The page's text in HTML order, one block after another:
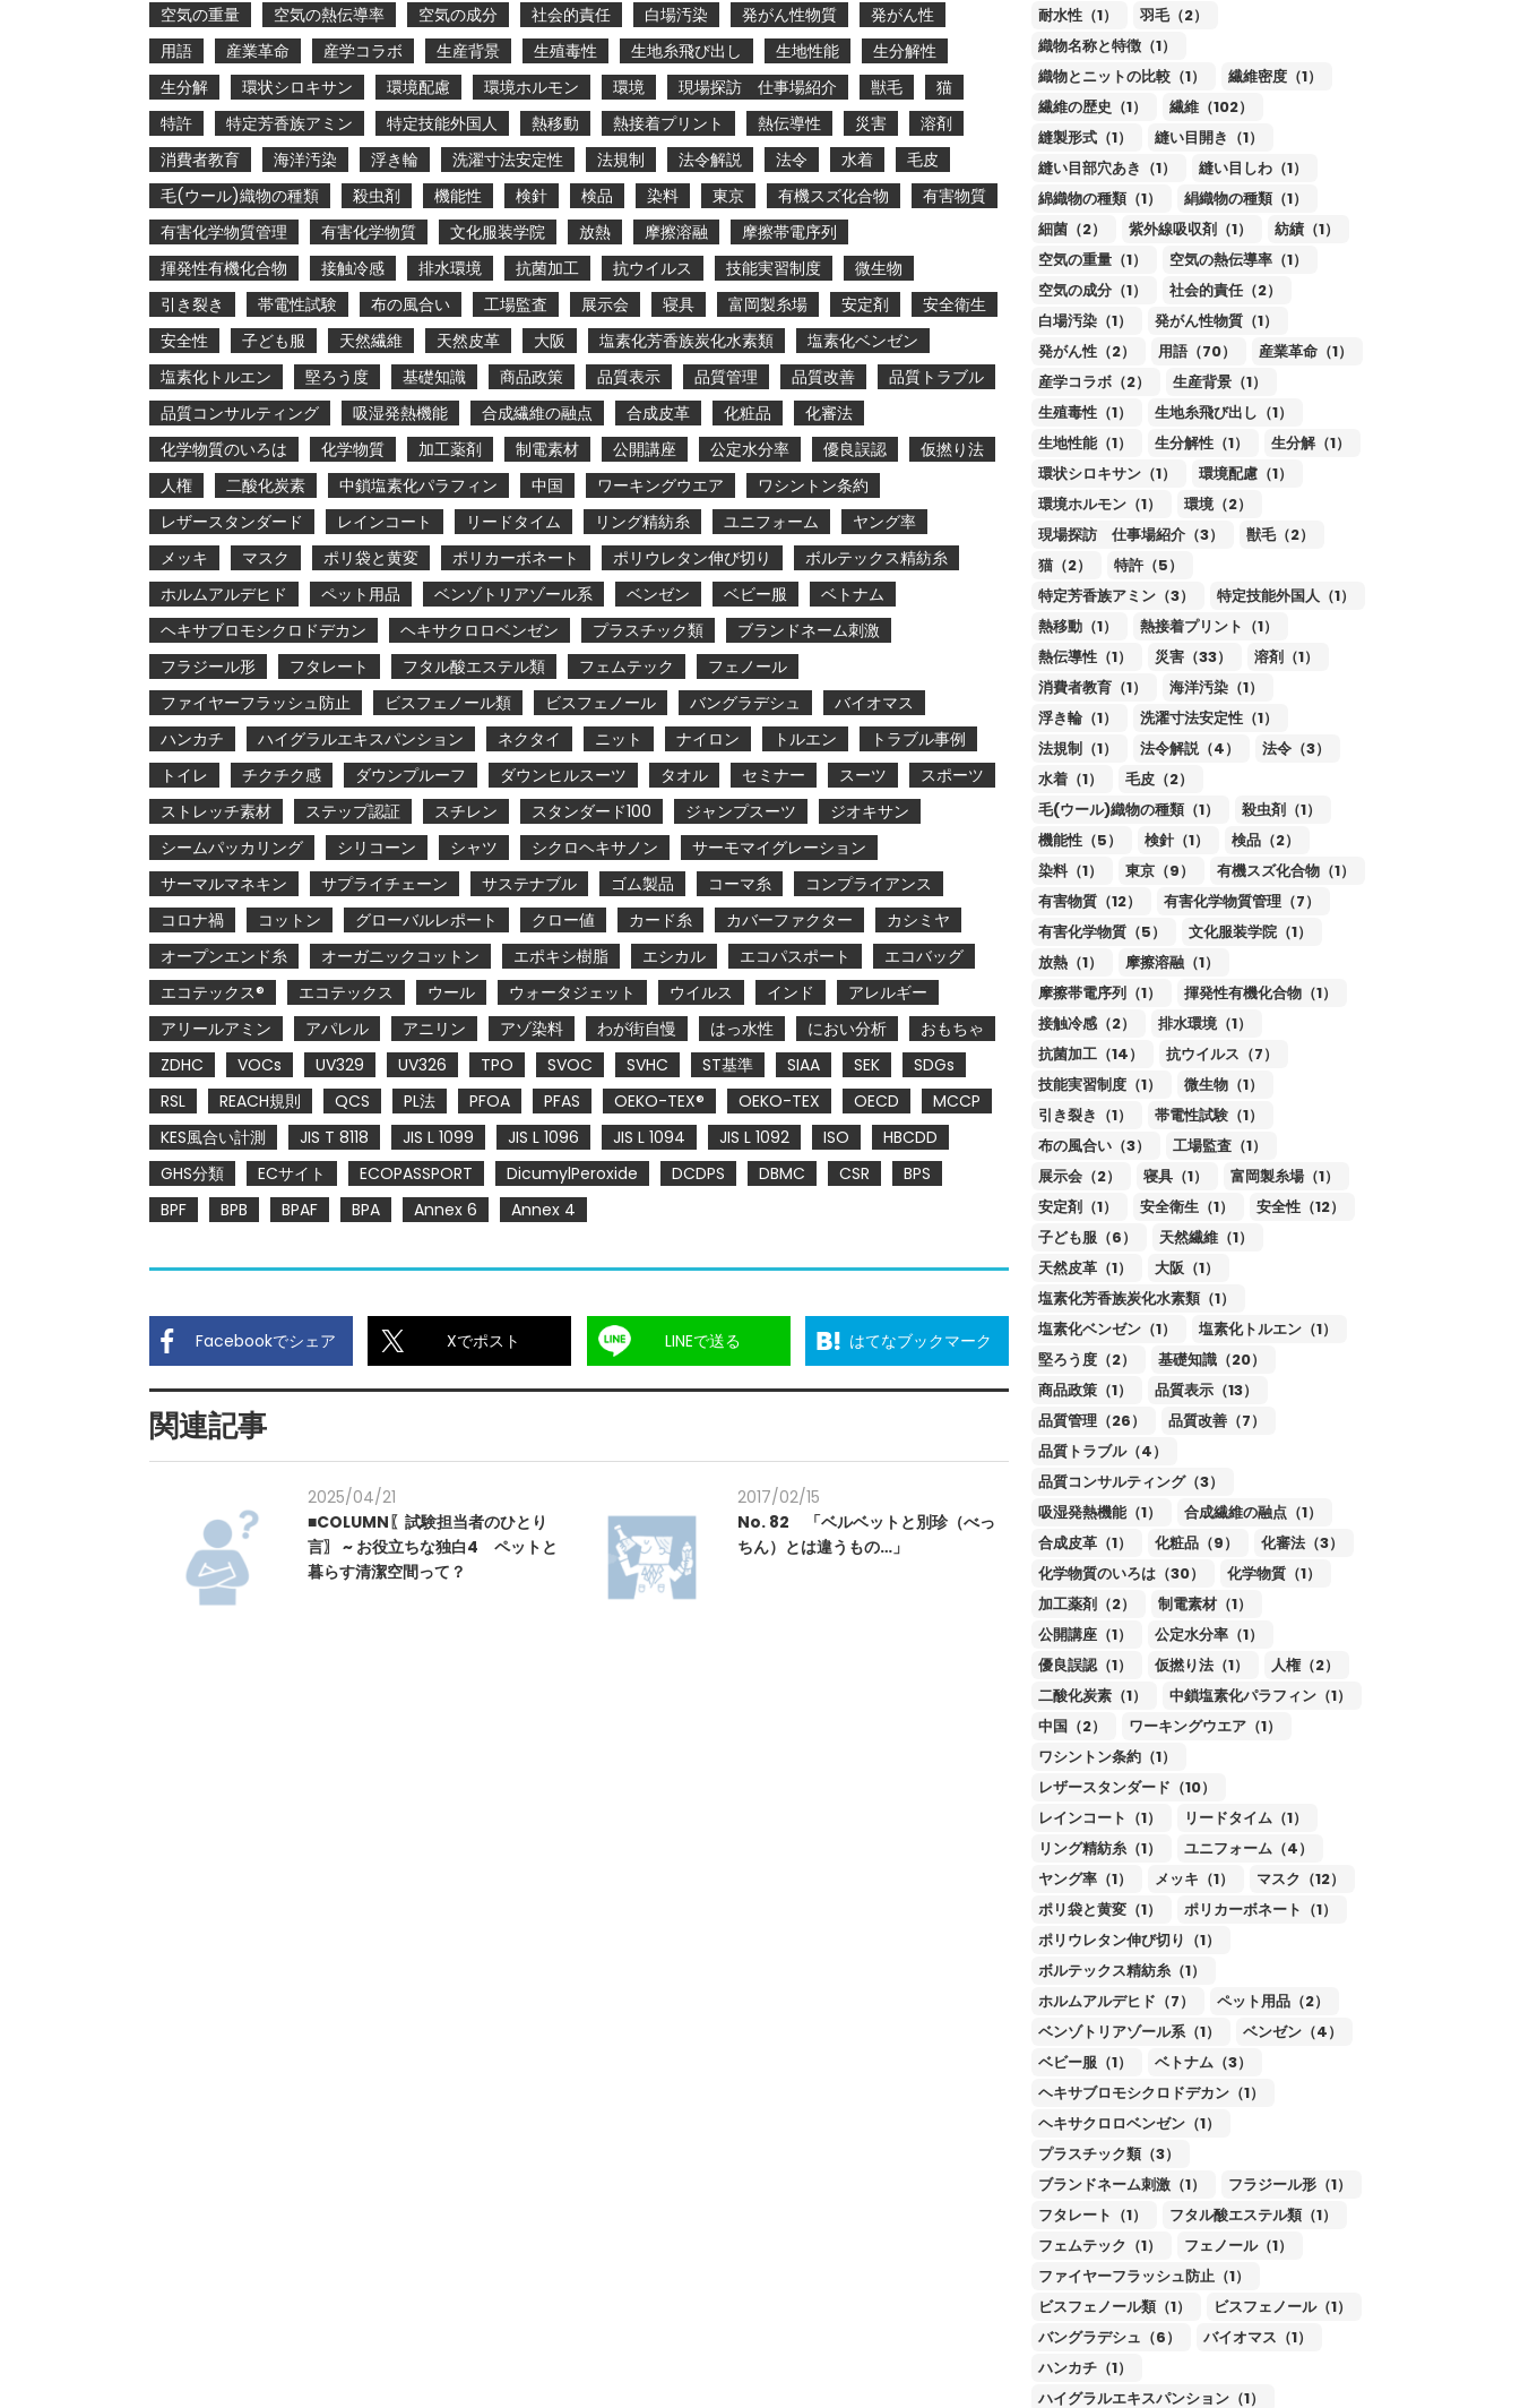
空気の重量
空気の熱伝導率 空気の成分 社会的責任 白場汚染 発がん性物質
発がん性
用語
産業革命 産学コラボ 生産背景 生殖毒性 生地糸飛び出し 生地性能
生分解性
生分解
環状シロキサン 環境配慮 環境ホルモン 環境 現場探訪 仕事場紹介 獣毛
猫
特許
特定芳香族アミン 特定技能外国人 熱移動 熱接着プリント 熱伝導性 災害
溶剤
消費者教育
海洋汚染 浮き輪 洗濯寸法安定性 法規制 法令解説 法令 水着
毛皮
毛(ウール)織物の種類
殺虫剤 機能性 検針 検品 染料 東京 有機スズ化合物
有害物質
有害化学物質管理
有害化学物質 文化服装学院 放熱 摩擦溶融
摩擦帯電序列
揮発性有機化合物
接触冷感 排水環境 抗菌加工 抗ウイルス 技能実習制度
微生物
引き裂き
帯電性試験 布の風合い 工場監査 展示会 寝具 富岡製糸場 安定剤
安全衛生
安全性
子ども服 天然繊維 天然皮革 大阪 塩素化芳香族炭化水素類
塩素化ベンゼン
塩素化トルエン
堅ろう度 基礎知識 商品政策 品質表示 品質管理 品質改善
品質トラブル
品質コンサルティング
吸湿発熱機能 合成繊維の融点 合成皮革 化粧品
化審法
化学物質のいろは
化学物質 加工薬剤 制電素材 公開講座 公定水分率 優良誤認
仮撚り法
人権
二酸化炭素 中鎖塩素化パラフィン 中国 ワーキングウエア
ワシントン条約
レザースタンダード
レインコート リードタイム リング精紡糸 ユニフォーム
ヤング率
メッキ
マスク ポリ袋と黄変 ポリカーボネート ポリウレタン伸び切り
ボルテックス精紡糸
ホルムアルデヒド
ペット用品 ベンゾトリアゾール系 ベンゼン ベビー服
ベトナム
ヘキサブロモシクロドデカン
ヘキサクロロベンゼン プラスチック類
ブランドネーム刺激
フラジール形
フタレート フタル酸エステル類 フェムテック
フェノール
ファイヤーフラッシュ防止
ビスフェノール類 ビスフェノール バングラデシュ
バイオマス
ハンカチ
ハイグラルエキスパンション ネクタイ ニット ナイロン トルエン
トラブル事例
トイレ
チクチク感 ダウンプルーフ ダウンヒルスーツ タオル セミナー スーツ
スポーツ
ストレッチ素材
ステップ認証 スチレン スタンダード100 ジャンプスーツ
ジオキサン
シームパッカリング
シリコーン シャツ シクロヘキサノン
サーモマイグレーション
サーマルマネキン
サプライチェーン サステナブル ゴム製品 コーマ糸
コンプライアンス
コロナ禍
コットン グローバルレポート クロー値 カード糸 カバーファクター
カシミヤ
オープンエンド糸
オーガニックコットン エポキシ樹脂 エシカル エコパスポート
エコバッグ
エコテックス®
エコテックス ウール ウォータジェット ウイルス インド
アレルギー
アリールアミン
アパレル アニリン アゾ染料 わが街自慢 はっ水性 におい分析
おもちゃ
ZDHC
VOCs UV329 UV326 TPO SVOC SVHC ST基準 SIAA SEK
SDGs
RSL
REACH規則 QCS PL法 PFOA PFAS OEKO-TEX® OEKO-TEX OECD
MCCP
KES風合い計測
JIS T 8118 JIS L 1099 JIS L 1096 JIS L 1094 JIS L 1092 ISO
HBCDD
GHS分類
ECサイト ECOPASSPORT DicumylPeroxide DCDPS DBMC CSR
BPS
BPF
BPB BPAF BPA Annex 6 Annex 4
Facebookでシェア Xでポスト LINEで送る はてなブックマーク
関連記事
2025/04/21
■COLUMN〖試験担当者のひとり
言〗 ~ お役立ちな独白4 ペットと
暮らす清潔空間って？
2017/02/15
No. 82 「ベルベットと別珍（べっ
ちん）とは違うもの…」
耐水性（1）
羽毛（2）
織物名称と特徴（1）
織物とニットの比較（1）
繊維密度（1）
繊維の歴史（1）
繊維（102）
縫製形式（1）
縫い目開き（1）
縫い目部穴あき（1）
縫い目しわ（1）
綿織物の種類（1）
絹織物の種類（1）
細菌（2）
紫外線吸収剤（1）
紡績（1）
空気の重量（1）
空気の熱伝導率（1）
空気の成分（1）
社会的責任（2）
白場汚染（1）
発がん性物質（1）
発がん性（2）
用語（70）
産業革命（1）
産学コラボ（2）
生産背景（1）
生殖毒性（1）
生地糸飛び出し（1）
生地性能（1）
生分解性（1）
生分解（1）
環状シロキサン（1）
環境配慮（1）
環境ホルモン（1）
環境（2）
現場探訪 仕事場紹介（3）
獣毛（2）
猫（2）
特許（5）
特定芳香族アミン（3）
特定技能外国人（1）
熱移動（1）
熱接着プリント（1）
熱伝導性（1）
災害（33）
溶剤（1）
消費者教育（1）
海洋汚染（1）
浮き輪（1）
洗濯寸法安定性（1）
法規制（1）
法令解説（4）
法令（3）
水着（1）
毛皮（2）
毛(ウール)織物の種類（1）
殺虫剤（1）
機能性（5）
検針（1）
検品（2）
染料（1）
東京（9）
有機スズ化合物（1）
有害物質（12）
有害化学物質管理（7）
有害化学物質（5）
文化服装学院（1）
放熱（1）
摩擦溶融（1）
摩擦帯電序列（1）
揮発性有機化合物（1）
接触冷感（2）
排水環境（1）
抗菌加工（14）
抗ウイルス（7）
技能実習制度（1）
微生物（1）
引き裂き（1）
帯電性試験（1）
布の風合い（3）
工場監査（1）
展示会（2）
寝具（1）
富岡製糸場（1）
安定剤（1）
安全衛生（1）
安全性（12）
子ども服（6）
天然繊維（1）
天然皮革（1）
大阪（1）
塩素化芳香族炭化水素類（1）
塩素化ベンゼン（1）
塩素化トルエン（1）
堅ろう度（2）
基礎知識（20）
商品政策（1）
品質表示（13）
品質管理（26）
品質改善（7）
品質トラブル（4）
品質コンサルティング（3）
吸湿発熱機能（1）
合成繊維の融点（1）
合成皮革（1）
化粧品（9）
化審法（3）
化学物質のいろは（30）
化学物質（1）
加工薬剤（2）
制電素材（1）
公開講座（1）
公定水分率（1）
優良誤認（1）
仮撚り法（1）
人権（2）
二酸化炭素（1）
中鎖塩素化パラフィン（1）
中国（2）
ワーキングウエア（1）
ワシントン条約（1）
レザースタンダード（10）
レインコート（1）
リードタイム（1）
リング精紡糸（1）
ユニフォーム（4）
ヤング率（1）
メッキ（1）
マスク（12）
ポリ袋と黄変（1）
ポリカーボネート（1）
ポリウレタン伸び切り（1）
ボルテックス精紡糸（1）
ホルムアルデヒド（7）
ペット用品（2）
ベンゾトリアゾール系（1）
ベンゼン（4）
ベビー服（1）
ベトナム（3）
ヘキサブロモシクロドデカン（1）
ヘキサクロロベンゼン（1）
プラスチック類（3）
ブランドネーム刺激（1）
フラジール形（1）
フタレート（1）
フタル酸エステル類（1）
フェムテック（1）
フェノール（1）
ファイヤーフラッシュ防止（1）
ビスフェノール類（1）
ビスフェノール（1）
バングラデシュ（6）
バイオマス（1）
ハンカチ（1）
ハイグラルエキスパンション（1）